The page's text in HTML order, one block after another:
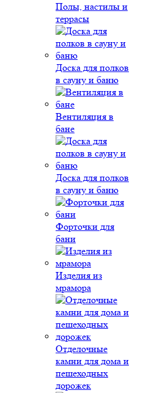
Полы, настилы и
террасы
Доска для полков
в сауну и баню
Вентиляция в
бане
Доска для полков
в сауну и баню
Форточки для
бани
Изделия из
мрамора
Отделочные
камни для дома и
пешеходных
дорожек